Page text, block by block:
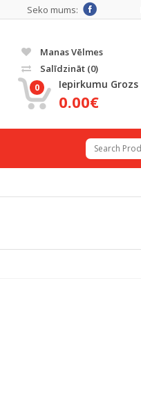
Seko mums:
Manas Vēlmes
Salīdzināt (0)
0 Iepirkumu Grozs
0.00€